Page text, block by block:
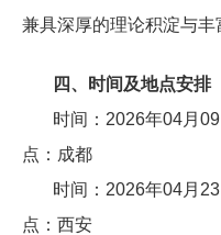
兼具深厚的理论积淀与丰
四、时间及地点安排
时间：2026年04月
点：成都
时间：2026年04月
点：西安